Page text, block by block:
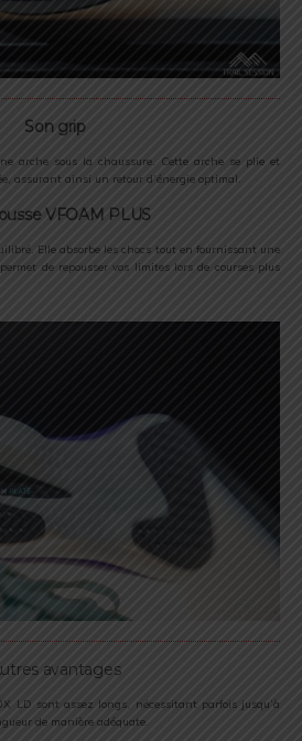
Son grip
arche sous la chaussure. Cette arche se plie et
assurant ainsi un retour d’énergie optimal.
VFOAM PLUS
Elle absorbe les chocs tout en fournissant une
de repousser vos limites lors de courses plus
avantages
LD sont assez longs, nécessitant parfois jusqu’à
de manière adéquate.